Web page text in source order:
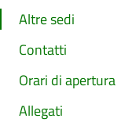
Altre sedi
Contatti
Orari di apertura
Allegati